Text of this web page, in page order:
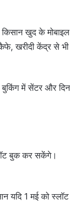
खुद के
खरीदी केंद्र से भी
बुकिंग में सेंटर और
बुक कर सकेंगे।
यदि 1 मई को